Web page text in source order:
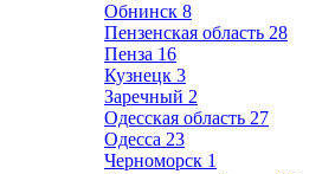
Обнинск 8
Пензенская область 28
Пенза 16
Кузнецк 3
Заречный 2
Одесская область 27
Одесса 23
Черноморск 1